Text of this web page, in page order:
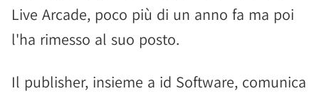
Live Arcade, poco più di un anno fa ma poi
l'ha rimesso al suo posto.
Il publisher, insieme a id Software, comunica